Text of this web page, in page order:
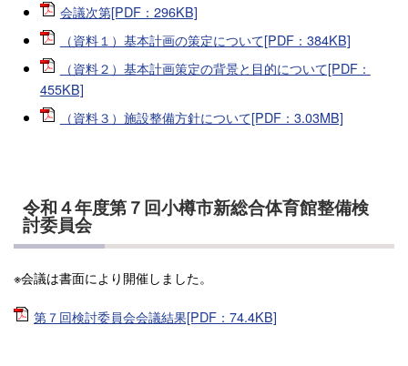
会議次第[PDF：296KB]
（資料１）基本計画の策定について[PDF：384KB]
（資料２）基本計画策定の背景と目的について[PDF：
455KB]
（資料３）施設整備方針について[PDF：3.03MB]
令和４年度第７回小樽市新総合体育館整備検
討委員会
※会議は書面により開催しました。
第７回検討委員会会議結果[PDF：74.4KB]